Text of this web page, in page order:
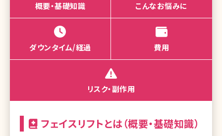
概要・基礎知識 こんなお悩みに
ダウンタイム/経過 費用
リスク・副作用
フェイスリフトとは（概要・基礎知識）